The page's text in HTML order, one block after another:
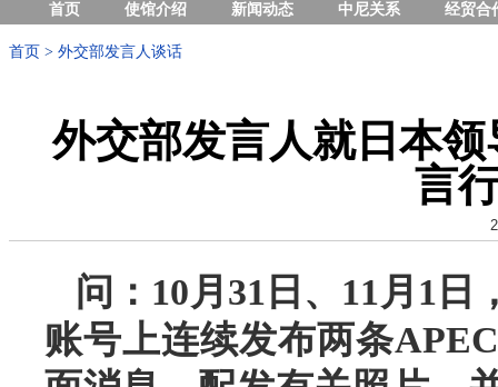
首页 使馆介绍 新闻动态 中尼关系 经贸合
首页 > 外交部发言人谈话
外交部发言人就日本
言
问：10月31日、11月1
账号上连续发布两条